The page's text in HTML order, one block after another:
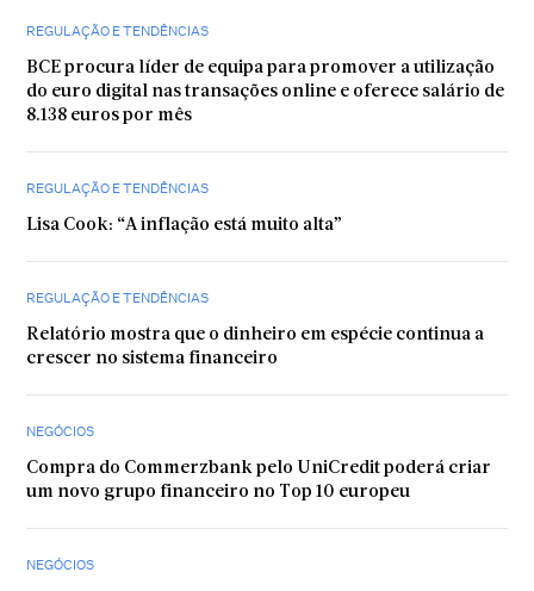
REGULAÇÃO E TENDÊNCIAS
BCE procura líder de equipa para promover a utilização
do euro digital nas transações online e oferece salário de
8.138 euros por mês
REGULAÇÃO E TENDÊNCIAS
Lisa Cook: “A inflação está muito alta”
REGULAÇÃO E TENDÊNCIAS
Relatório mostra que o dinheiro em espécie continua a
crescer no sistema financeiro
NEGÓCIOS
Compra do Commerzbank pelo UniCredit poderá criar
um novo grupo financeiro no Top 10 europeu
NEGÓCIOS